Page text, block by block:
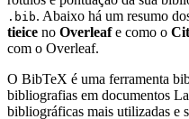
.bib. Abaixo há um resumo
tieice no Overleafe como o
com o Overleaf.
O BibTeX é uma ferramenta
bibliografias em documentos
bibliográficas mais utilizadas e